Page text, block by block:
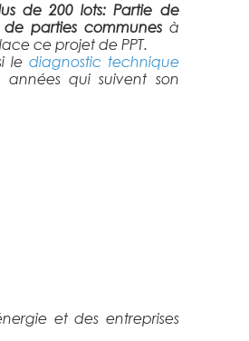
de 200 lots: Partie de
parties communesà
ce projet de PPT.
le diagnostic technique
qui suivent son
et des entreprises